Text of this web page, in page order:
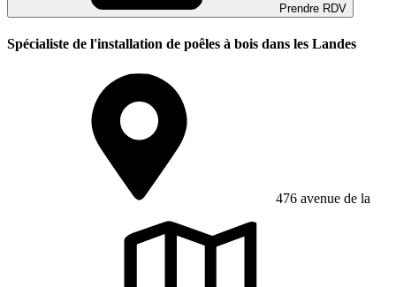
Prendre RDV
Spécialiste de l'installation de poêles à bois dans les Landes
476 avenue de la